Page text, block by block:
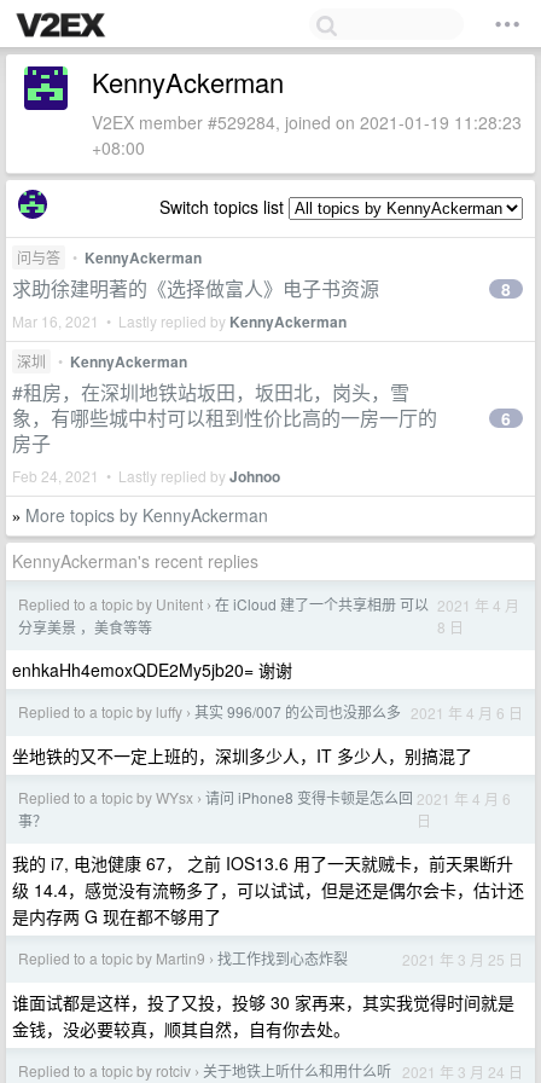
KennyAckerman
V2EX member #529284, joined on 2021-01-19 11:28:23
+08:00
Switch topics list
问与答 • KennyAckerman
求助徐建明著的《选择做富人》电子书资源
Mar 16, 2021 • Lastly replied by KennyAckerman
8
深圳 • KennyAckerman
#租房，在深圳地铁站坂田，坂田北，岗头，雪
象，有哪些城中村可以租到性价比高的一房一厅的
房子
Feb 24, 2021 • Lastly replied byJohnoo
6
» More topics by KennyAckerman
KennyAckerman's recent replies
Replied to a topic by Unitent › 在 iCloud 建了一个共享相册 可以
分享美景 ，美食等等
2021 年 4 月
8 日
enhkaHh4emoxQDE2My5jb20= 谢谢
Replied to a topic by luffy › 其实 996/007 的公司也没那么多 2021 年 4 月 6 日
坐地铁的又不一定上班的，深圳多少人，IT 多少人，别搞混了
Replied to a topic by WYsx › 请问 iPhone8 变得卡顿是怎么回
事？
2021 年 4 月 6
日
我的 i7, 电池健康 67， 之前 IOS13.6 用了一天就贼卡，前天果断升
级 14.4，感觉没有流畅多了，可以试试，但是还是偶尔会卡，估计还
是内存两 G 现在都不够用了
Replied to a topic by Martin9 › 找工作找到心态炸裂 2021 年 3 月 25 日
谁面试都是这样，投了又投，投够 30 家再来，其实我觉得时间就是
金钱，没必要较真，顺其自然，自有你去处。
Replied to a topic by rotciv › 关于地铁上听什么和用什么听 2021 年 3 月 24 日